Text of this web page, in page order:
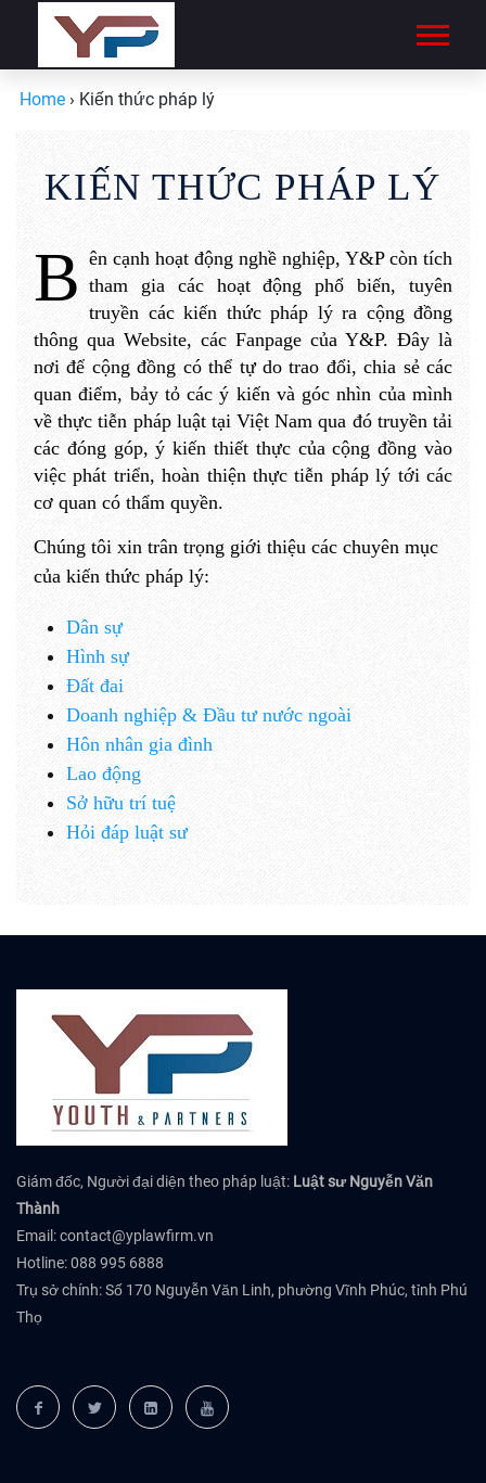
Home › Kiến thức pháp lý
KIẾN THỨC PHÁP LÝ
B ên cạnh hoạt động nghề nghiệp, Y&P còn tích
tham gia các hoạt động phổ biến, tuyên
truyền các kiến thức pháp lý ra cộng đồng
thông qua Website, các Fanpage của Y&P. Đây là
nơi để cộng đồng có thể tự do trao đổi, chia sẻ các
quan điểm, bảy tỏ các ý kiến và góc nhìn của mình
về thực tiễn pháp luật tại Việt Nam qua đó truyền tải
các đóng góp, ý kiến thiết thực của cộng đồng vào
việc phát triển, hoàn thiện thực tiễn pháp lý tới các
cơ quan có thẩm quyền.
Chúng tôi xin trân trọng giới thiệu các chuyên mục
của kiến thức pháp lý:
Dân sự
Hình sự
Đất đai
Doanh nghiệp & Đầu tư nước ngoài
Hôn nhân gia đình
Lao động
Sở hữu trí tuệ
Hỏi đáp luật sư
Giám đốc, Người đại diện theo pháp luật: Luật sư Nguyễn Văn
Thành
Email:contact@yplawfirm.vn
Hotline: 088 995 6888
Trụ sở chính: Số 170 Nguyễn Văn Linh, phường Vĩnh Phúc, tỉnh Phú
Thọ